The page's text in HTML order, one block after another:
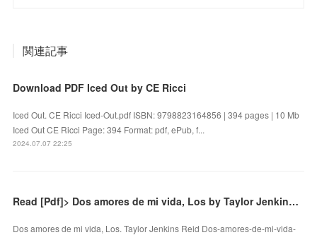
関連記事
Download PDF Iced Out by CE Ricci
Iced Out. CE Ricci Iced-Out.pdf ISBN: 9798823164856 | 394 pages | 10 Mb
Iced Out CE Ricci Page: 394 Format: pdf, ePub, f...
2024.07.07 22:25
Read [Pdf]> Dos amores de mi vida, Los by Taylor Jenkins Reid
Dos amores de mi vida, Los. Taylor Jenkins Reid Dos-amores-de-mi-vida-